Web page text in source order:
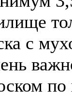
с
по